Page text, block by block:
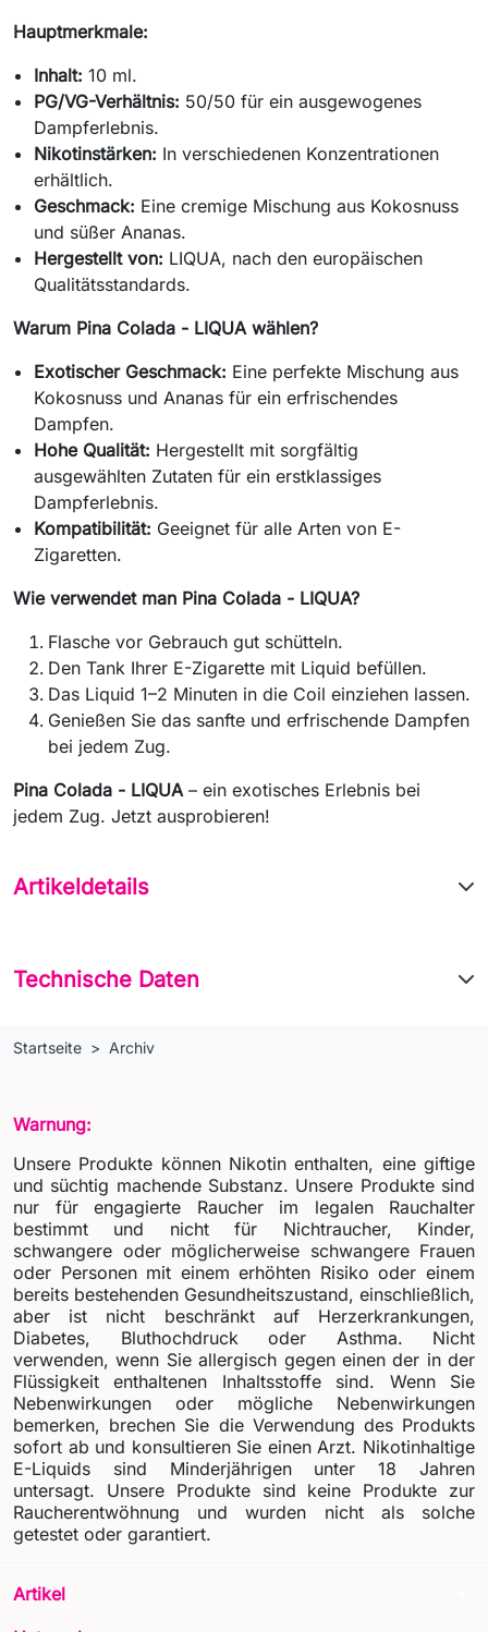
Hauptmerkmale:
Inhalt: 10 ml.
PG/VG-Verhältnis: 50/50 für ein ausgewogenes
Dampferlebnis.
Nikotinstärken: In verschiedenen Konzentrationen
erhältlich.
Geschmack: Eine cremige Mischung aus Kokosnuss
und süßer Ananas.
Hergestellt von: LIQUA, nach den europäischen
Qualitätsstandards.
Warum Pina Colada - LIQUA wählen?
Exotischer Geschmack: Eine perfekte Mischung aus
Kokosnuss und Ananas für ein erfrischendes
Dampfen.
Hohe Qualität: Hergestellt mit sorgfältig
ausgewählten Zutaten für ein erstklassiges
Dampferlebnis.
Kompatibilität: Geeignet für alle Arten von E-
Zigaretten.
Wie verwendet man Pina Colada - LIQUA?
Flasche vor Gebrauch gut schütteln.
Den Tank Ihrer E-Zigarette mit Liquid befüllen.
Das Liquid 1–2 Minuten in die Coil einziehen lassen.
Genießen Sie das sanfte und erfrischende Dampfen
bei jedem Zug.
Pina Colada - LIQUA – ein exotisches Erlebnis bei
jedem Zug. Jetzt ausprobieren!
Artikeldetails
Technische Daten
Startseite Archiv
Warnung:
Unsere Produkte können Nikotin enthalten, eine giftige
und süchtig machende Substanz. Unsere Produkte sind
nur für engagierte Raucher im legalen Rauchalter
bestimmt und nicht für Nichtraucher, Kinder,
schwangere oder möglicherweise schwangere Frauen
oder Personen mit einem erhöhten Risiko oder einem
bereits bestehenden Gesundheitszustand, einschließlich,
aber ist nicht beschränkt auf Herzerkrankungen,
Diabetes, Bluthochdruck oder Asthma. Nicht
verwenden, wenn Sie allergisch gegen einen der in der
Flüssigkeit enthaltenen Inhaltsstoffe sind. Wenn Sie
Nebenwirkungen oder mögliche Nebenwirkungen
bemerken, brechen Sie die Verwendung des Produkts
sofort ab und konsultieren Sie einen Arzt. Nikotinhaltige
E-Liquids sind Minderjährigen unter 18 Jahren
untersagt. Unsere Produkte sind keine Produkte zur
Raucherentwöhnung und wurden nicht als solche
getestet oder garantiert.
Artikel